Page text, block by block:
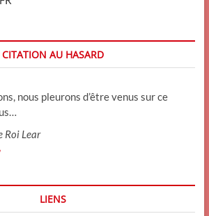
CITATION AU HASARD
nous pleurons d’être venus sur ce
Roi Lear
LIENS